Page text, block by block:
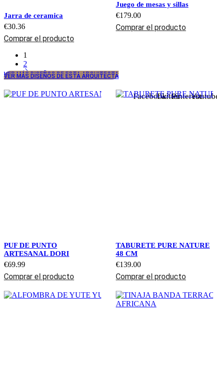
Jarra de ceramica
€30.36
Comprar el producto
Juego de mesas y sillas
€179.00
Comprar el producto
1
2
FacebookTwitterPinterest
VER MÁS DISEÑOS DE ESTA ARQUITECTA
VER MÁS DISEÑOS DE ESTA ARQUITECTA
PUF DE PUNTO
ARTESANAL DORI
€69.99
Comprar el producto
TABURETE PURE NATURE
48 CM
€139.00
Comprar el producto